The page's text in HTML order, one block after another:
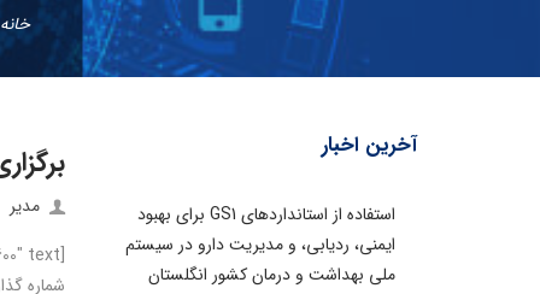
خانه
مدیر
آخرین اخبار
استفاده از استانداردهای GS1 برای بهبود
ایمنی، ردیابی، و مدیریت دارو در سیستم
ملی بهداشت و درمان کشور انگلستان